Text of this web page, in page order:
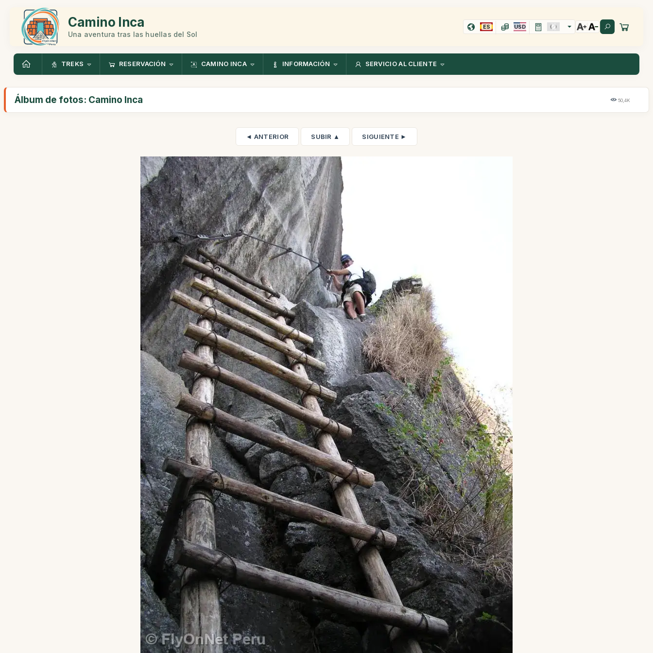
Camino Inca
Una aventura tras las huellas del Sol
ES USD
TREKS RESERVACIÓN CAMINO INCA INFORMACIÓN SERVICIO AL CLIENTE
Álbum de fotos: Camino Inca 50,4K
◄ ANTERIOR SUBIR ▲ SIGUIENTE ►